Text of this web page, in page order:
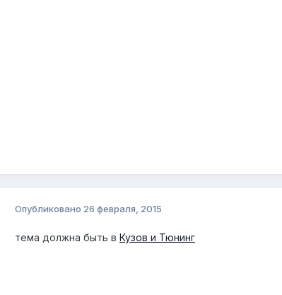
Опубликовано 26 февраля, 2015
тема должна быть в Кузов и Тюнинг